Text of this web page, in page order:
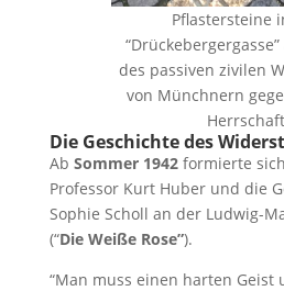
Pflastersteine
des passiven zivilen
von Münchnern
Herrschaft
Die Geschichte des
Ab Sommer 1942formierte
Professor Kurt Huber und die
Sophie Scholl an der Ludwig-
(“Die Weiße Rose”).
“Man muss einen harten Geist